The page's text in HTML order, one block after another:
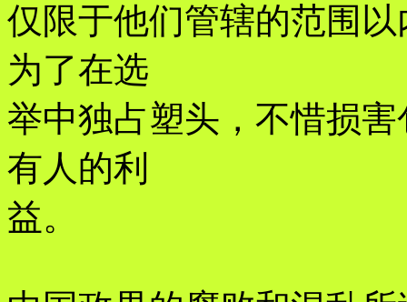
仅限于他们管辖的范围
为了在选
举中独占塑头，不惜损
有人的利
益。